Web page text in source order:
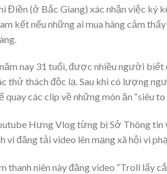
Điền (ở Bắc Giang) xác nhận việc ký
kết nếu những ai mua hàng cảm
nay 31 tuổi, được nhiều người biết
thử thách độc lạ. Sau khi có lượng
quay các clip về những món ăn “siêu to
Hưng Vlog từng bị Sở Thông
vi đăng tải video lên mạng xã hội vi
thanh niên này đăng video “Troll lấy